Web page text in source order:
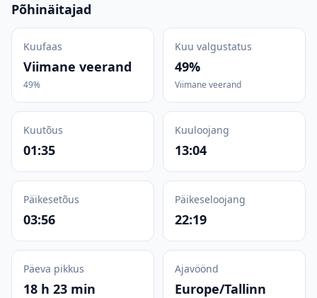
Põhinäitajad
Kuufaas
Viimane veerand
49%
Kuu valgustatus
49%
Viimane veerand
Kuutõus
01:35
Kuuloojang
13:04
Päikesetõus
03:56
Päikeseloojang
22:19
Päeva pikkus
18 h 23 min
Ajavöönd
Europe/Tallinn